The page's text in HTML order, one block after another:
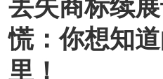
丢失商标续
慌：你想知
里！